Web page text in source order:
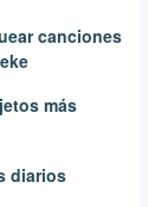
canciones
más
diarios